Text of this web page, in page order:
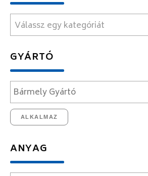
Válassz egy kategóriát
GYÁRTÓ
ALKALMAZ
ANYAG